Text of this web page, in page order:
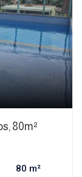
80m²
80 m²